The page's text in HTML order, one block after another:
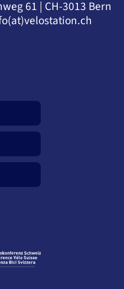
61 | CH-3013 Bern